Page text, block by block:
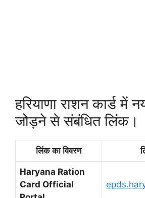
हरियाणा राशन कार्ड में
जोड़ने से संबंधित लिंक।
लिंक का विवरण
Haryana Ration
Card Official